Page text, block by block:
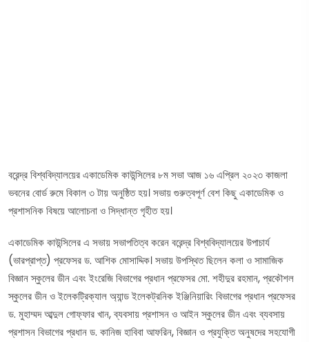
বরেন্দ্র বিশ্ববিদ্যালয়ের একাডেমিক কাউন্সিলের ৮ম সভা আজ ১৬ এপ্রিল ২০২৩ কাজলা
ভবনের বোর্ড রুমে বিকাল ৩ টায় অনুষ্ঠিত হয়। সভায় গুরুত্বপূর্ণ বেশ কিছু একাডেমিক ও
প্রশাসনিক বিষয়ে আলোচনা ও সিদ্ধান্ত গৃহীত হয়।
একাডেমিক কাউন্সিলের এ সভায় সভাপতিত্ব করেন বরেন্দ্র বিশ্ববিদ্যালয়ের উপাচার্য
(ভারপ্রাপ্ত) প্রফেসর ড. আশিক মোসাদ্দিক। সভায় উপস্থিত ছিলেন কলা ও সামাজিক
বিজ্ঞান স্কুলের ডীন এবং ইংরেজি বিভাগের প্রধান প্রফেসর মো. শহীদুর রহমান, প্রকৌশল
স্কুলের ডীন ও ইলেকট্রিক্যাল অ্যান্ড ইলেকট্রনিক ইঞ্জিনিয়ারিং বিভাগের প্রধান প্রফেসর
ড. মুহাম্মদ আব্দুল গোফ্ফার খান, ব্যবসায় প্রশাসন ও আইন স্কুলের ডীন এবং ব্যবসায়
প্রশাসন বিভাগের প্রধান ড. কানিজ হাবিবা আফরিন, বিজ্ঞান ও প্রযুক্তি অনুষদের সহযোগী